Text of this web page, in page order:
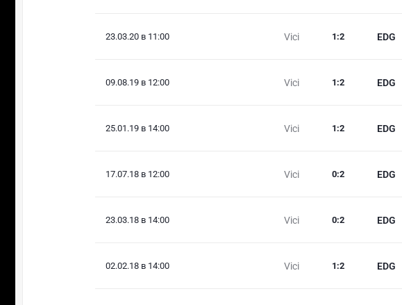
23.03.20 в 11:00 Vici EDG
1 :2
09.08.19 в 12:00 Vici EDG
1 :2
25.01.19 в 14:00 Vici EDG
1 :2
17.07.18 в 12:00 Vici EDG
0:2
23.03.18 в 14:00 Vici EDG
0:2
02.02.18 в 14:00 Vici EDG
1 :2